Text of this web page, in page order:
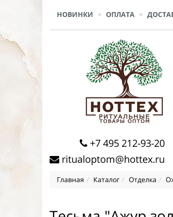
НОВИНКИ ОПЛАТА
+7 495 212-93-20
ritualoptom@hottex.ru
Главная Каталог Отделка